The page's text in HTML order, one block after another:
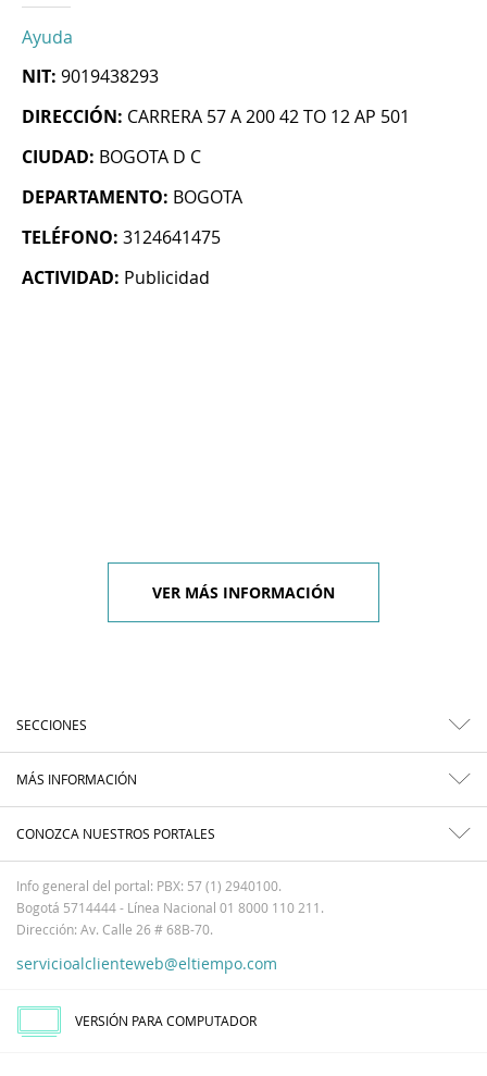
Ayuda
NIT: 9019438293
DIRECCIÓN: CARRERA 57 A 200 42 TO 12 AP 501
CIUDAD: BOGOTA D C
DEPARTAMENTO: BOGOTA
TELÉFONO: 3124641475
ACTIVIDAD: Publicidad
VER MÁS INFORMACIÓN
SECCIONES
MÁS INFORMACIÓN
CONOZCA NUESTROS PORTALES
Info general del portal: PBX: 57 (1) 2940100.
Bogotá 5714444 - Línea Nacional 01 8000 110 211.
Dirección: Av. Calle 26 # 68B-70.
servicioalclienteweb@eltiempo.com
VERSIÓN PARA COMPUTADOR